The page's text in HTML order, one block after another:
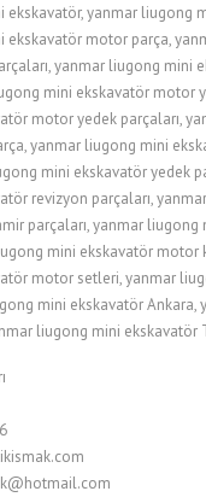
ekskavatör, yanmar liugong
ekskavatör motor parça,
yanmar liugong mini
mini ekskavatör motor
motor yedek parçaları,
yanmar liugong mini
mini ekskavatör yedek
revizyon parçaları,
parçaları, yanmar liugong
mini ekskavatör motor
motor setleri, yanmar
mini ekskavatör Ankara,
liugong mini ekskavatör